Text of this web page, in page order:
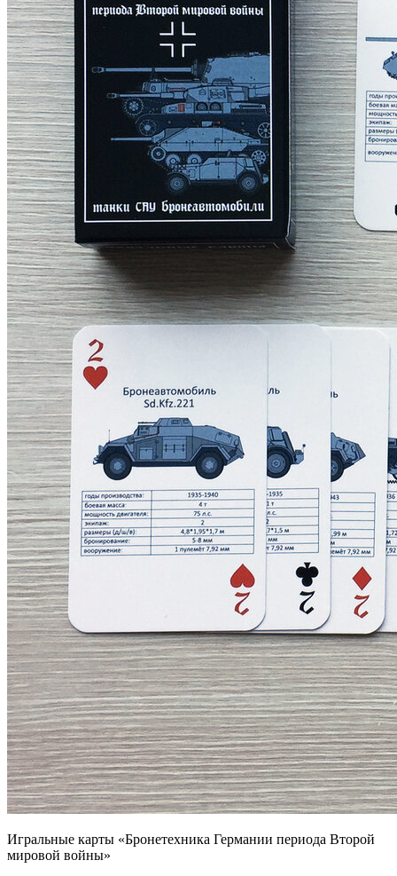
Игральные карты «Бронетехника Германии периода Второй
мировой войны»